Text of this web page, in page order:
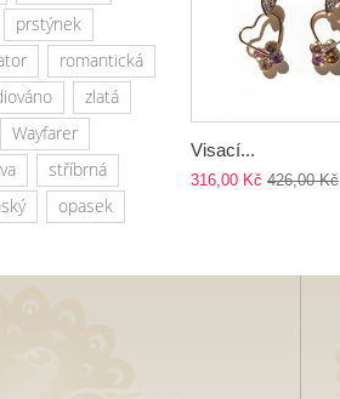
prstýnek
romantická
zlatá
Wayfarer
stříbrná
opasek
Visací...
316,00 Kč 426,00 Kč